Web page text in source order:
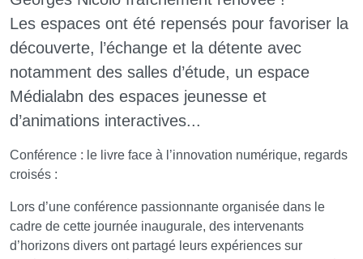
Les espaces ont été repensés pour favoriser la
découverte, l’échange et la détente avec
notamment des salles d’étude, un espace
Médialabn des espaces jeunesse et
d’animations interactives...
Conférence : le livre face à l’innovation numérique, regards
croisés :
Lors d’une conférence passionnante organisée dans le
cadre de cette journée inaugurale, des intervenants
d’horizons divers ont partagé leurs expériences sur